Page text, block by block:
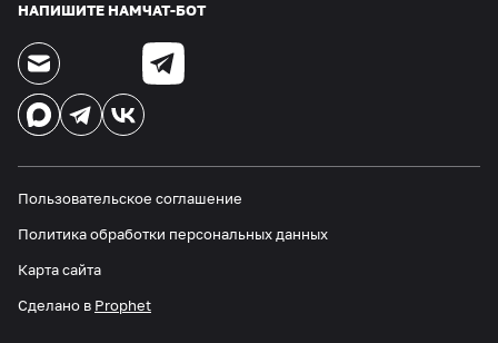
НАПИШИТЕ НАМЧАТ-БОТ
Пользовательское соглашение
Политика обработки персональных данных
Карта сайта
Сделано в Prophet